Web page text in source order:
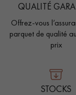
QUALITÉ
Offrez-vous
parquet de qualité
prix
STOCKS